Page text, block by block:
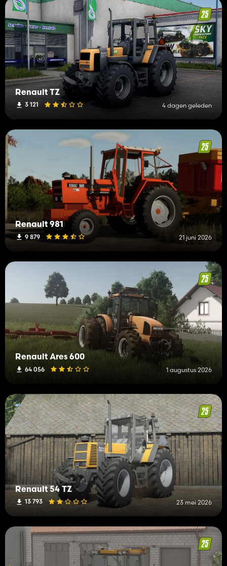
Renault TZ
3 121 4 dagen geleden
Renault 981
9 879 21 juni 2026
Renault Ares 600
64 056 1 augustus 2026
Renault 54 TZ
13 793 23 mei 2026